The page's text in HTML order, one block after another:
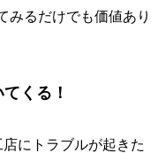
みるだけでも価値あり
くる！
にトラブルが起きた